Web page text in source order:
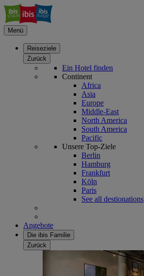
Menü
Reiseziele
Zurück
Ein Hotel finden
Continent
Africa
Asia
Europe
Middle-East
North America
South America
Pacific
Unsere Top-Ziele
Berlin
Hamburg
Frankfurt
Köln
Paris
See all destionations
Angebote
Die ibis Familie
Zurück